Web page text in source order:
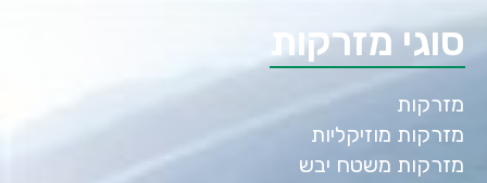
סוגי מזרקות
מזרקות
מזרקות מוזיקליות
מזרקות משטח יבש